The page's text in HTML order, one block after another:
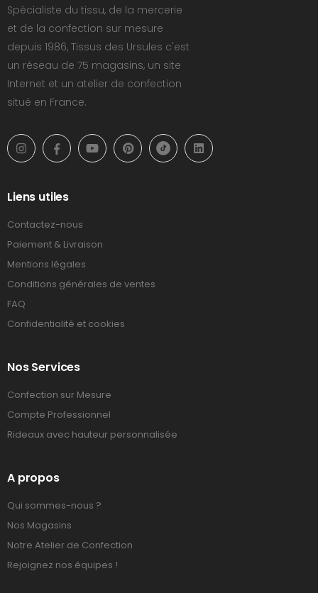
Spécialiste du tissu, de la mercerie
et de la confection sur mesure
depuis 1986, Tissus des Ursules c'est
un réseau de 75 magasins, un site
Internet et un atelier de confection
situé en France.
Liens utiles
Contactez-nous
Paiement & Livraison
Mentions légales
Conditions générales de ventes
FAQ
Confidentialité et cookies
Nos Services
Confection sur Mesure
Compte Professionnel
Rideaux avec hauteur personnalisée
A propos
Qui sommes-nous ?
Nos Magasins
Notre Atelier de Confection
Rejoignez nos équipes !